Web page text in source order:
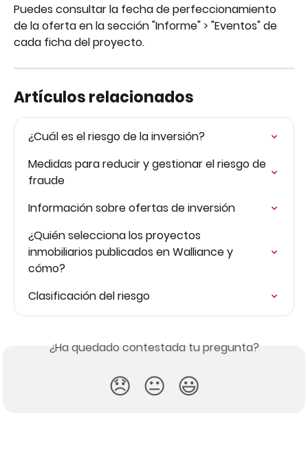
Puedes consultar la fecha de perfeccionamiento
de la oferta en la sección "Informe" > "Eventos" de
cada ficha del proyecto.
Artículos relacionados
¿Cuál es el riesgo de la inversión?
Medidas para reducir y gestionar el riesgo de
fraude
Información sobre ofertas de inversión
¿Quién selecciona los proyectos
inmobiliarios publicados en Walliance y
cómo?
Clasificación del riesgo
¿Ha quedado contestada tu pregunta?
😞 😐 😃